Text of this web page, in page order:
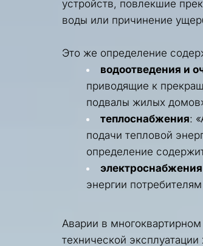
устройств, повлекшие
воды или причинение
Это же определение
водоотведения и
приводящие к
подвалы жилых
теплоснабжения:
подачи тепловой
определение
электроснабжения
энергии
Аварии в
технической